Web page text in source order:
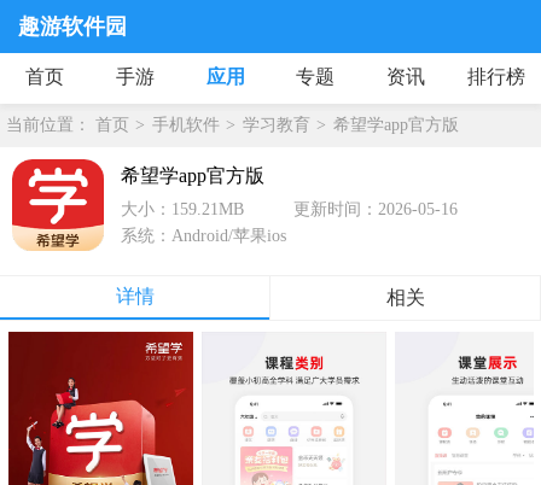
趣游软件园
首页 手游 应用 专题 资讯 排行榜
当前位置： 首页 手机软件 学习教育 希望学app官方版
希望学app官方版
大小：159.21MB
更新时间：2026-05-16
系统：Android/苹果ios
详情 相关